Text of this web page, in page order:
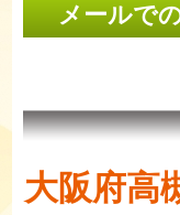
メールで
大阪府高